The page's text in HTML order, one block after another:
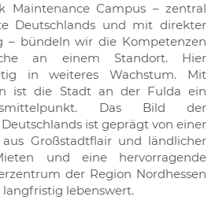
Maintenance Campus – zentral
Deutschlands und mit direkter
– bündeln wir die Kompetenzen
an einem Standort. Hier
in weiteres Wachstum. Mit
ist die Stadt an der Fulda ein
Das Bild der
ist geprägt von einer
Großstadtflair und ländlicher
und eine hervorragende
der Region Nordhessen
langfristig lebenswert.